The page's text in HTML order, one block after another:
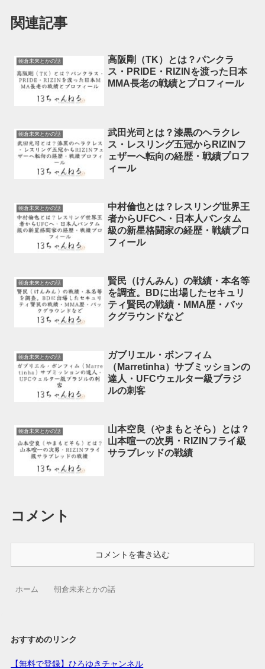
関連記事
朝倉未来とかの話
高阪剛（TK）とは？パンクラ
ス・PRIDE・RIZINを渡った日本
MMA長老の戦績とプロフィール
朝倉未来とかの話
武田光司とは？漆黒のヘラクレ
ス・レスリング五冠からRIZINフ
ェザーへ転向の経歴・戦績プロフ
ィール
朝倉未来とかの話
中村倫也とは？レスリング世界王
者からUFCへ・日本人バンタム
級の新星格闘家の経歴・戦績プロ
フィール
朝倉未来とかの話
賢民（けんみん）の戦績・本名等
を調査。BDに出場したセキュリ
ティ賢民の戦績・MMA歴・バッ
クグラウンドなど
朝倉未来とかの話
ガブリエル・ボンフィム
（Marretinha）サブミッションの
達人・UFCウェルター級ブラジ
ルの刺客
朝倉未来とかの話
山本空良（やまもとそら）とは？
山本喧一の次男・RIZINフライ級
サラブレッドの戦績
コメント
コメントを書き込む
ホーム 朝倉未来とかの話
おすすめのリンク
【無料で登録】ひろゆきチャンネル